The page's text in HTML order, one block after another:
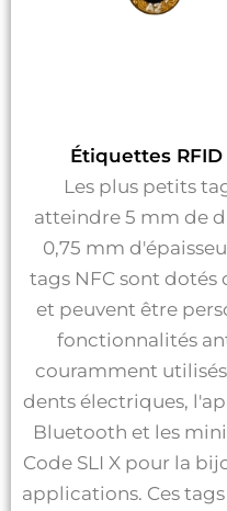
Étiquettes RFID
Les plus petits
atteindre 5 mm de
0,75 mm
tags NFC sont dotés
et peuvent être
fonctionnalités
couramment
dents électriques,
Bluetooth et les
Code SLI X pour la
applications. Ces